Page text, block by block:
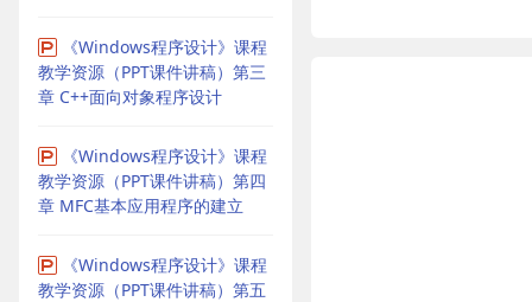
《Windows程序设计》课程
教学资源（PPT课件讲稿）第三
章 C++面向对象程序设计
《Windows程序设计》课程
教学资源（PPT课件讲稿）第四
章 MFC基本应用程序的建立
《Windows程序设计》课程
教学资源（PPT课件讲稿）第五